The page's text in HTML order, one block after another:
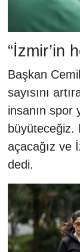
“İzmir’in
Başkan
sayısını
insanın spor
büyüteceğiz.
açacağız ve
dedi.